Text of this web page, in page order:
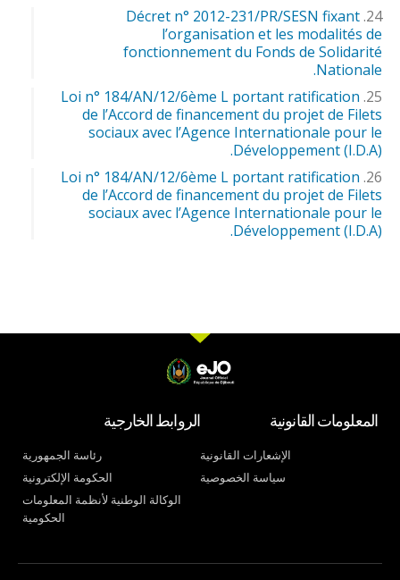
Décret n° 2012-231/PR/SESN fixant
l’organisation et les modalités de
fonctionnement du Fonds de Solidarité
Nationale.
Loi n° 184/AN/12/6ème L portant ratification
de l’Accord de financement du projet de Filets
sociaux avec l’Agence Internationale pour le
Développement (I.D.A).
Loi n° 184/AN/12/6ème L portant ratification
de l’Accord de financement du projet de Filets
sociaux avec l’Agence Internationale pour le
Développement (I.D.A).
المعلومات القانونية
الإشعارات القانونية
سياسة الخصوصية
الروابط الخارجية
رئاسة الجمهورية
الحكومة الإلكترونية
الوكالة الوطنية لأنظمة المعلومات
الحكومية